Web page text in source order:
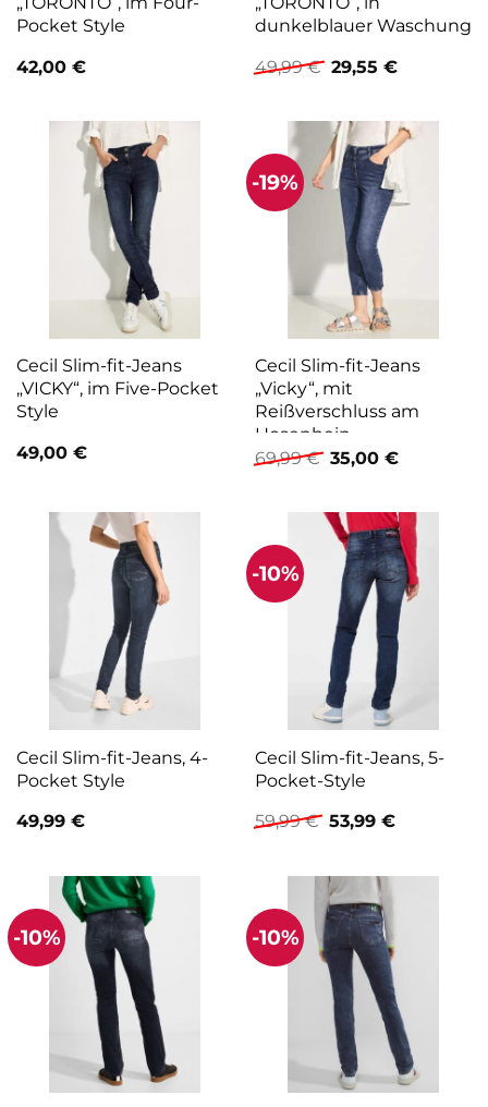
Pocket Style
42,00 €
dunkelblauer Waschung
49,99€ Ursprünglicher
Preis
49,99 €
29,55 €Aktueller
29,55 €.
Cecil Slim-fit-Jeans
„VICKY“, im Five-Pocket
Style
49,00 €
-19%
Cecil Slim-fit-Jeans
„Vicky“, mit
Reißverschluss am
Hosenbein
69,99€ Ursprünglicher
Preis
69,99 €
35,00 €Aktueller
35,00 €.
Cecil Slim-fit-Jeans, 4-
Pocket Style
49,99 €
-10%
Cecil Slim-fit-Jeans, 5-
Pocket-Style
59,99€ Ursprünglicher
Preis
59,99 €
53,99 €Aktueller
53,99 €.
-10% -10%